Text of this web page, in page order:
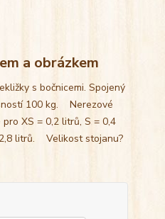
a obrázkem
s bočnicemi. Spojený
100 kg. Nerezové
XS = 0,2 litrů, S = 0,4
litrů. Velikost stojanu?